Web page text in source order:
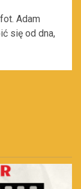
Adam
się od dna,